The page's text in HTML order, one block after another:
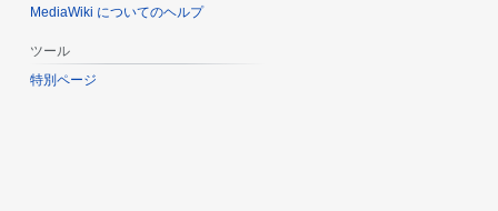
MediaWiki についてのヘルプ
ツール
特別ページ